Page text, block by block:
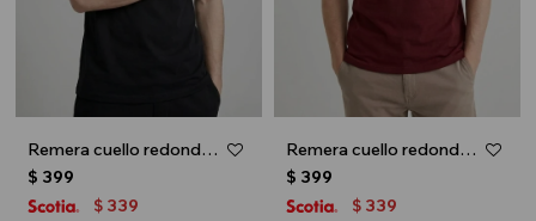
Remera cuello redondo ICONIC 150 - Negro
$ 399
$ 339
Remera cuello redondo ICONIC 150 - Bordo
$ 399
$ 339